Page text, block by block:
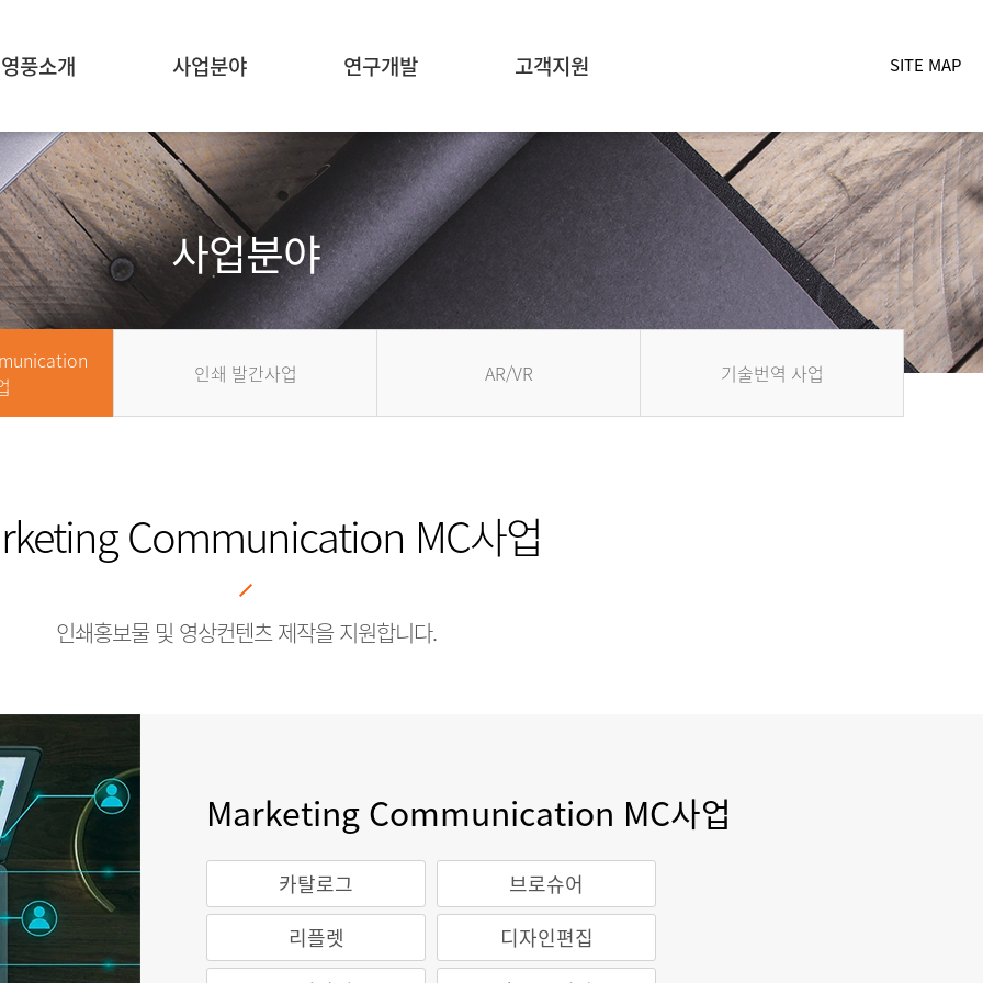
영풍소개 사업분야 연구개발 고객지원 SITE MAP
사업분야
인쇄 발간사업 AR/VR 기술번역 사업
Communication MC사업
인쇄홍보물 및 영상컨텐츠 제작을 지원합니다.
Marketing Communication MC사업
카탈로그
브로슈어
리플렛
디자인편집